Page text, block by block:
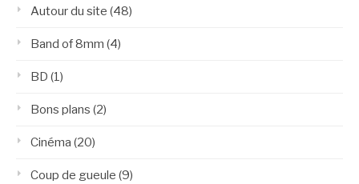
Autour du site (48)
Band of 8mm (4)
BD (1)
Bons plans (2)
Cinéma (20)
Coup de gueule (9)